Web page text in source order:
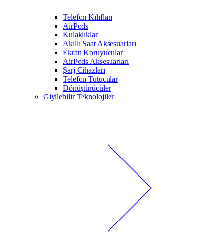
Telefon Kılıfları
AirPods
Kulaklıklar
Akıllı Saat Aksesuarları
Ekran Koruyucular
AirPods Aksesuarları
Şarj Cihazları
Telefon Tutucular
Dönüştürücüler
Giyilebilir Teknolojiler